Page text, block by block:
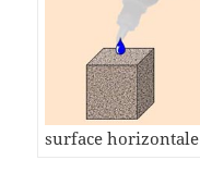
surface horizontale